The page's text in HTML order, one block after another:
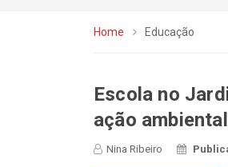
Home Educação
Escola no
ação ambiental
Nina Ribeiro